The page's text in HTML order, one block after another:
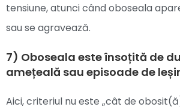
tensiune, atunci când oboseala
sau se agravează.
7) Oboseala este însoțită de
amețeală sau episoade de
Aici, criteriul nu este „cât de